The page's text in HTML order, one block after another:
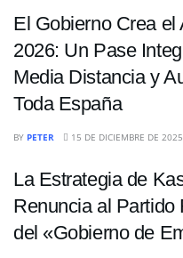
El Gobierno Crea el
2026: Un Pase
Media Distancia y
Toda España
BY PETER 15 DE DICIEMBRE DE 2025
La Estrategia de
Renuncia al Partido
del «Gobierno de